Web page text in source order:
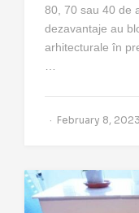
80, 70 sau 40 de
dezavantaje au
arhitecturale în
February 8, 2023